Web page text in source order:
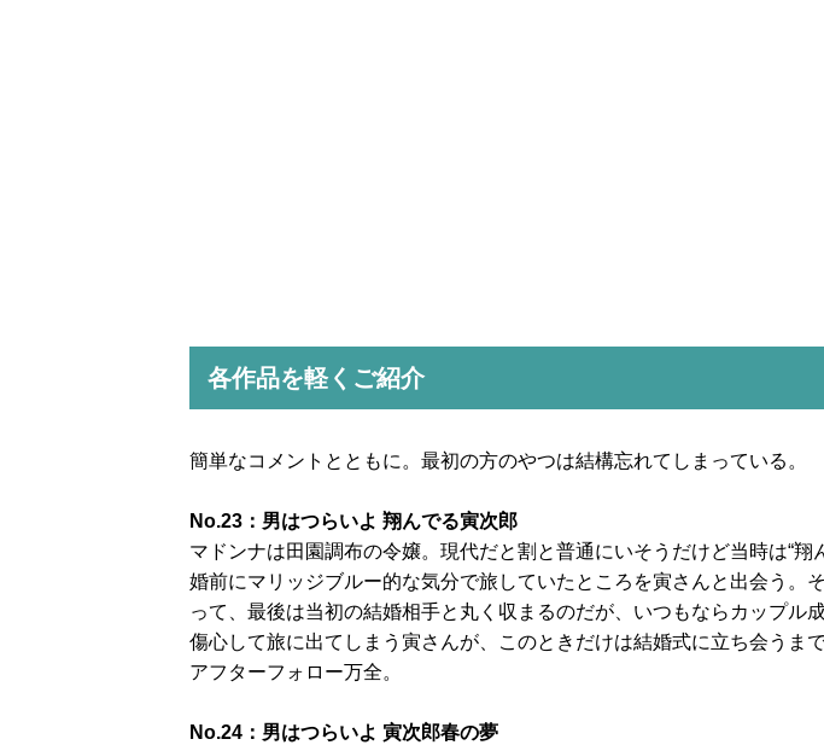
各作品を軽くご紹介
簡単なコメントとともに。最初の方のやつは結構忘れてしまっている。
No.23：男はつらいよ 翔んでる寅次郎
マドンナは田園調布の令嬢。現代だと割と普通にいそうだけど当時は“翔
婚前にマリッジブルー的な気分で旅していたところを寅さんと出会う。
って、最後は当初の結婚相手と丸く収まるのだが、いつもならカップル
傷心して旅に出てしまう寅さんが、このときだけは結婚式に立ち会うま
アフターフォロー万全。
No.24：男はつらいよ 寅次郎春の夢